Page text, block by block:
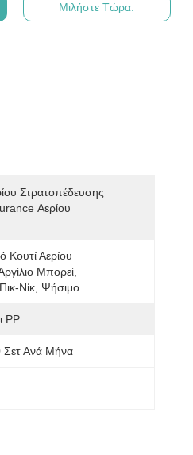
Μιλήστε Τώρα.
Στρατοπέδευσης
Αερίου
Κουτί Αερίου
Μπορεί,
Νίκ, Ψήσιμο
PP
Σετ Ανά Μήνα